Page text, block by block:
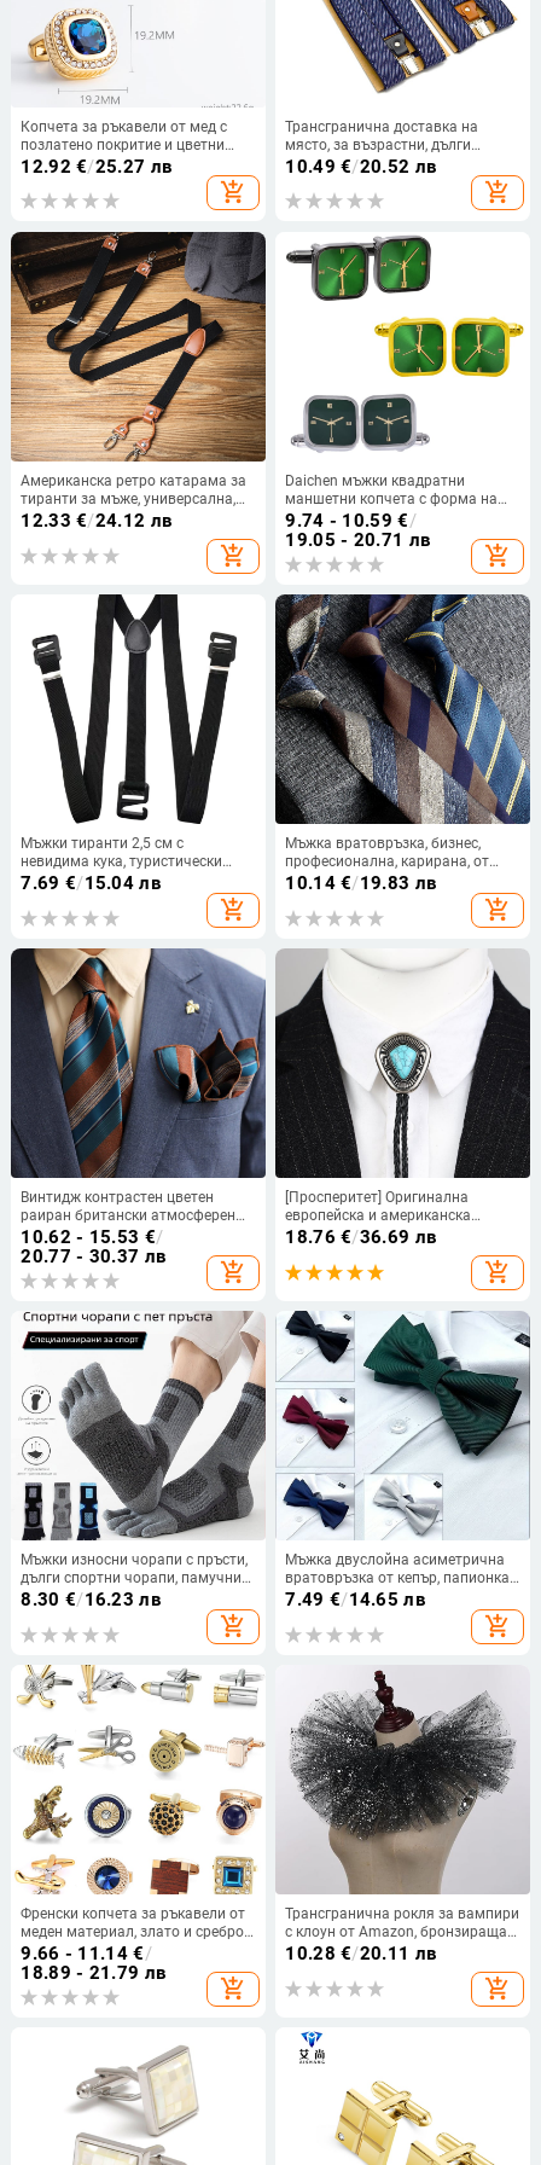
Копчета за ръкавели от мед с
позлатено покритие и цветни
циркони, геометричен дизайн,
12.92 €/25.27 лв
add_shopping_cart
Трансгранична доставка на
място, за възрастни, дълги
тиранти с 3 щипки, мъжки
жакардови тиранти за риза с
щипка за презрамка 3,5 см
10.49 €/20.52 лв
add_shopping_cart
Американска ретро катарама за
тиранти за мъже, универсална,
здрава, неплъзгаща се,
еластична, за възрастни, тиранти
за панталони
12.33 €/24.12 лв
add_shopping_cart
Daichen мъжки квадратни
маншетни копчета с форма на
часовник, зелени
9.74 - 10.59 €/
19.05 - 20.71 лв
add_shopping_cart
Мъжки тиранти 2,5 см с
невидима кука, туристически
тиранти, бельо, тиранти за
7.69 €/15.04 лв
add_shopping_cart
Мъжка вратовръзка, бизнес,
професионална, карирана, от
кепър, много стил, памучна, 7 см,
10.14€/19.83 лв
add_shopping_cart
Винтидж контрастен цветен
раиран британски атмосферен
комплект вратовръзка за мъже с
джобни кърпи, корейска рокля,
бизнес джентълмен, фабрично
място
10.62 - 15.53 €/
20.77 - 30.37 лв
add_shopping_cart
[Просперитет] Оригинална
европейска и американска
вратовръзка боло, триъгълна,
естествен бор, мъжка бизнес
папионка, поколение коса
18.76 €/36.69 лв
add_shopping_cart
Мъжки износни чорапи с пръсти,
дълги спортни чорапи, памучни
чорапи, абсорбиращи потта,
миришат на краката, големи
8.30 €/16.23 лв
add_shopping_cart
Мъжка двуслойна асиметрична
вратовръзка от кепър, папионка,
младоженец, шафер, мода,
сватба, банкет, съвпадение на
дрехи, аксесоари с панделка
7.49 €/14.65 лв
add_shopping_cart
Френски копчета за ръкавели от
меден материал, злато и сребро,
двуцветни, кристални копчета за
ръкавели, нокти, куршум,
костенурка, еленска глава, риба
9.66 - 11.14€/
18.89 - 21.79 лв
add_shopping_cart
Трансгранична рокля за вампири
с клоун от Amazon, бронзираща
пухкава фалшива яка с много
10.28 €/20.11 лв
add_shopping_cart